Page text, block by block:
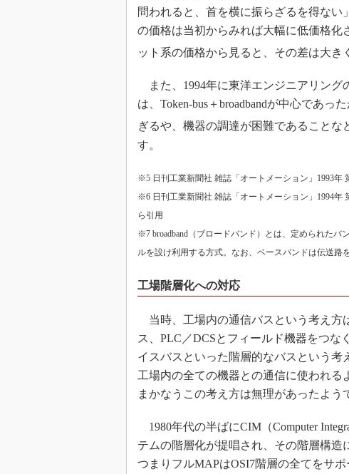
問われると、首を横に振らざるを得な
の価格は当初からみれば大幅に低価格
ット系の価格から見ると、その差は大き
また、1994年に東洋エンジニアリング
は、Token-bus＋broadbandが中心であ
ぎるや、機器の調達が困難であることな
す。
※5 日刊工業新聞社 雑誌「オートメーション」1993年
※6 日刊工業新聞社 雑誌「オートメーション」1994年
ら引用
※7 broadband（ブロードバンド）とは、定められた
ルを設け利用する方式。なお、ベースバンドは伝送路
工場階層化への対応
当時、工場内の通信バスという考え方
ス、PLC／DCSとフィールド機器をつ
イスバスといった階層的なバスという
工場内の全ての機器との通信に使われ
まかなうこの考え方は無理があったよう
1980年代の半ばにCIM（Computer
テムの階層化が提唱され、その階層構造
つまりフルMAPはOSI7階層の全てをサ